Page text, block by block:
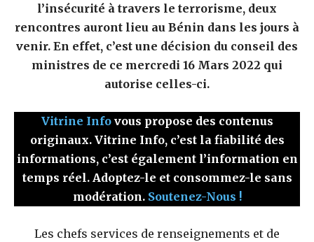
l’insécurité à travers le terrorisme, deux
rencontres auront lieu au Bénin dans les jours à
venir. En effet, c’est une décision du conseil des
ministres de ce mercredi 16 Mars 2022 qui
autorise celles-ci.
Vitrine Infovous propose des contenus
originaux. Vitrine Info, c’est la fiabilité des
informations, c’est également l’information en
temps réel. Adoptez-le et consommez-le sans
modération. Soutenez-Nous !
Les chefs services de renseignements et de